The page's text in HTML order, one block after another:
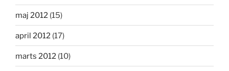
maj 2012 (15)
april 2012 (17)
marts 2012 (10)